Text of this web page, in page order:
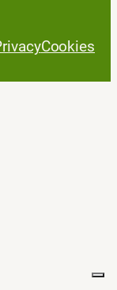
Cookies